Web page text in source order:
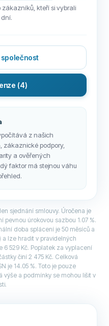
zákazníků, kteří si vybrali
(4)
z našich
podpory,
a ověřených
faktor má stejnou váhu
sjednání smlouvy. Úročena je
pevnou úrokovou sazbou 1.07 %.
doba splácení je 50 měsíců a
a lze hradit v pravidelných
6 529 Kč. Poplatek za vyplacení
činí 2 475 Kč. Celková
je 14.05 %. Toto je pouze
výše a podmínky se mohou lišit v